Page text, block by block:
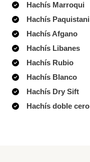
Hachís Marroqui
Hachís Paquistani
Hachís Afgano
Hachís Libanes
Hachís Rubio
Hachís Blanco
Hachís Dry Sift
Hachís doble cero